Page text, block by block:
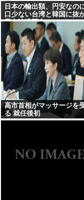
日本の輸出額、円安なの
口少ない台湾と韓国に抜
日本沈没死亡
高市首相がマッサージを
る 就任後初